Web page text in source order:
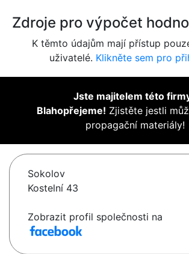
Zdroje pro výpočet
K těmto údajům mají přístup
uživatelé. Klikněte sem pro
Jste majitelem této
Blahopřejeme! Zjistěte jestli
propagační materiály!
Sokolov
Kostelní 43
Zobrazit profil společnosti na